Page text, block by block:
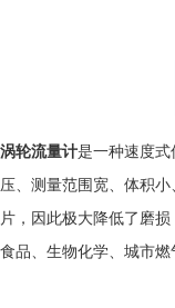
涡轮流量计是一种速度
压、测量范围宽、体积
片，因此极大降低了磨
食品、生物化学、城市燃